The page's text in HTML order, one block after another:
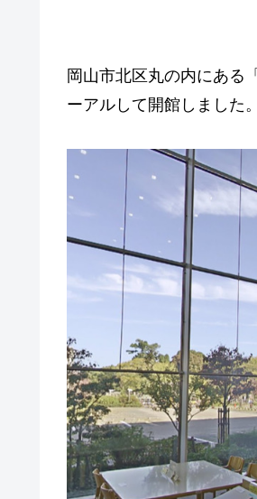
岡山市北区丸の内にある「
ーアルして開館しました。